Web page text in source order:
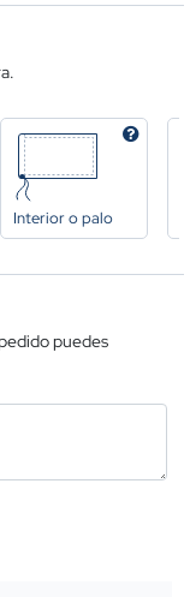
Interior o palo
puedes